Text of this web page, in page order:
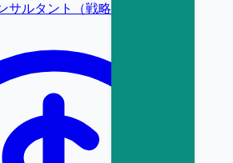
サルタント（戦略・変革）